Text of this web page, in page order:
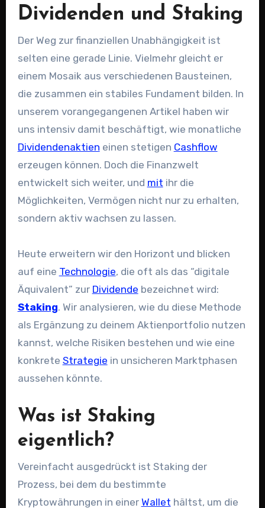
Dividenden und Staking
Der Weg zur finanziellen Unabhängigkeit ist
selten eine gerade Linie. Vielmehr gleicht er
einem Mosaik aus verschiedenen Bausteinen,
die zusammen ein stabiles Fundament bilden. In
unserem vorangegangenen Artikel haben wir
uns intensiv damit beschäftigt, wie monatliche
Dividendenaktien einen stetigen Cashflow
erzeugen können. Doch die Finanzwelt
entwickelt sich weiter, und mit ihr die
Möglichkeiten, Vermögen nicht nur zu erhalten,
sondern aktiv wachsen zu lassen.
Heute erweitern wir den Horizont und blicken
auf eine Technologie, die oft als das “digitale
Äquivalent” zur Dividende bezeichnet wird:
Staking. Wir analysieren, wie du diese Methode
als Ergänzung zu deinem Aktienportfolio nutzen
kannst, welche Risiken bestehen und wie eine
konkrete Strategie in unsicheren Marktphasen
aussehen könnte.
Was ist Staking
eigentlich?
Vereinfacht ausgedrückt ist Staking der
Prozess, bei dem du bestimmte
Kryptowährungen in einer Wallet hältst, um die